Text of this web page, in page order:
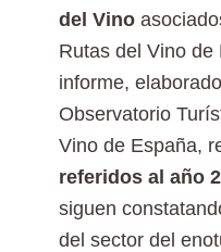
del Vino
Rutas del Vino
informe,
Observatorio
Vino de España,
referidos al año
siguen
del sector del